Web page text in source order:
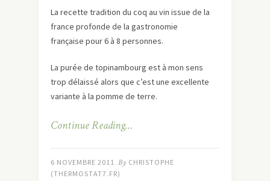
La recette tradition du coq au vin issue de la
france profonde de la gastronomie
française pour 6 à 8 personnes.
La purée de topinambourg est à mon sens
trop délaissé alors que c’est une excellente
variante à la pomme de terre.
Continue Reading…
6 NOVEMBRE 2011 By CHRISTOPHE
(THERMOSTAT7.FR)